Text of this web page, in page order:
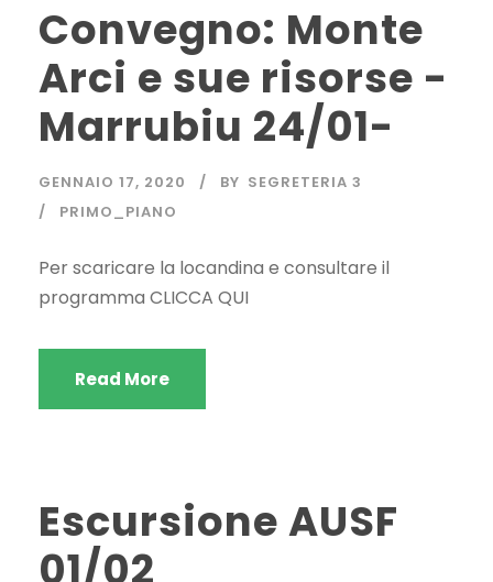
Convegno: Monte
Arci e sue risorse -
Marrubiu 24/01-
GENNAIO 17, 2020 BY SEGRETERIA 3
PRIMO_PIANO
Per scaricare la locandina e consultare il
programma CLICCA QUI
Read More
Escursione AUSF
01/02